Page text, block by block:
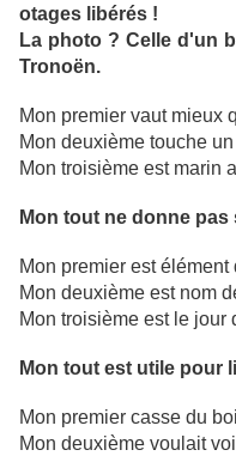
otages libérés !
La photo ? Celle d'un
Tronoën.
Mon premier vaut mieux
Mon deuxième touche
Mon troisième est marin
Mon tout ne donne
Mon premier est élément
Mon deuxième est nom
Mon troisième est le jour
Mon tout est utile pour
Mon premier casse du
Mon deuxième voulait